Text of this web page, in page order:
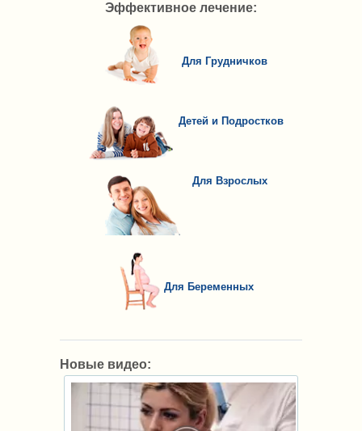
Эффективное лечение:
Для Грудничков
Детей и Подростков
Для Взрослых
Для Беременных
Новые видео: